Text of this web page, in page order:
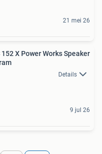
21 mei 26
152 X Power Works Speaker
Details
9 jul 26